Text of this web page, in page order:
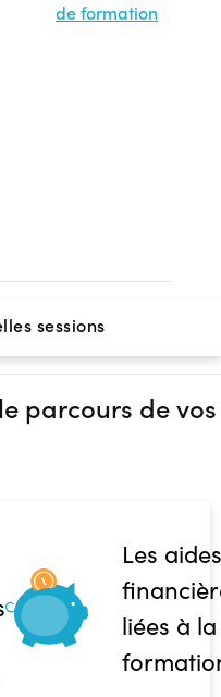
de formation
sessions
parcours de vos
Les aides
liées à la